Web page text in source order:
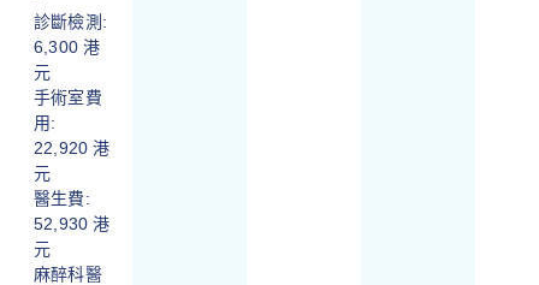
診斷檢測:
6,300 港
元
手術室費
用:
22,920 港
元
醫生費:
52,930 港
元
麻醉科醫